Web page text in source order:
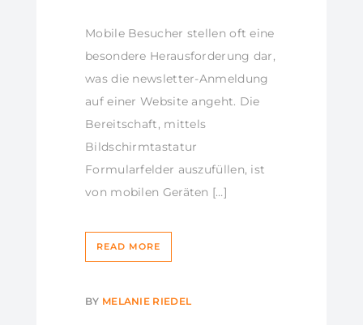
Mobile Besucher stellen oft eine
besondere Herausforderung dar,
was die newsletter-Anmeldung
auf einer Website angeht. Die
Bereitschaft, mittels
Bildschirmtastatur
Formularfelder auszufüllen, ist
von mobilen Geräten […]
READ MORE
BY MELANIE RIEDEL